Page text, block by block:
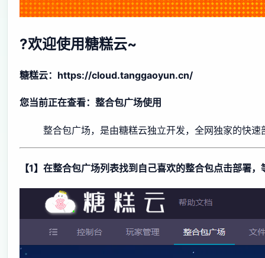
?欢迎使用糖糕云~
糖糕云：https://cloud.tanggaoyun.cn/
您当前正在查看：整合包广场使用
整合包广场，是由糖糕云独立开发，全网独家的快速
【1】在整合包广场列表找到自己喜欢的整合包点击部署